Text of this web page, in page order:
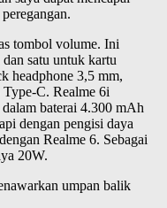
tombol volume. Ini
satu untuk kartu
headphone 3,5 mm,
C. Realme 6i
baterai 4.300 mAh
dengan pengisi daya
Realme 6. Sebagai
20W.
umpan balik